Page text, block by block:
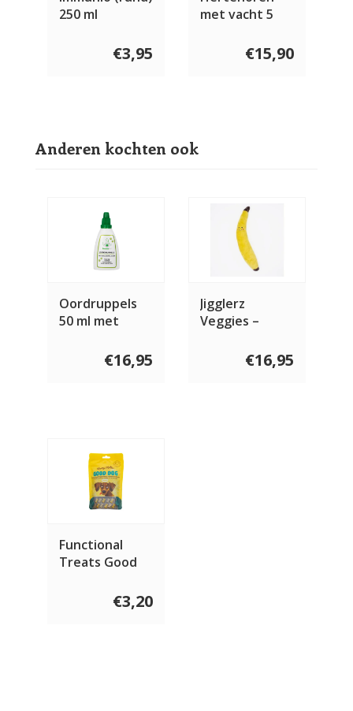
250 ml
€3,95
met vacht 5
€15,90
Anderen kochten ook
Oordruppels
50 ml met
€16,95
Jigglerz
Veggies –
€16,95
Functional
Treats Good
€3,20